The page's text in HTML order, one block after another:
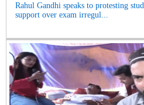
Rahul Gandhi speaks to protesting
support over exam irregul...